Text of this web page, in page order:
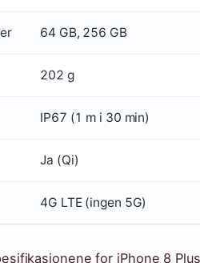
64 GB, 256 GB
202 g
IP67 (1 m i 30 min)
Ja (Qi)
4G LTE (ingen 5G)
for iPhone 8